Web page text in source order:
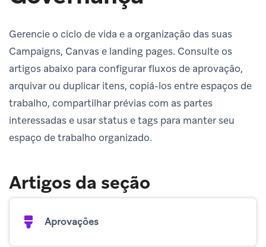
Gerencie o ciclo de vida e a organização das suas
Campaigns, Canvas e landing pages. Consulte os
artigos abaixo para configurar fluxos de aprovação,
arquivar ou duplicar itens, copiá-los entre espaços de
trabalho, compartilhar prévias com as partes
interessadas e usar status e tags para manter seu
espaço de trabalho organizado.
Artigos da seção
Aprovações